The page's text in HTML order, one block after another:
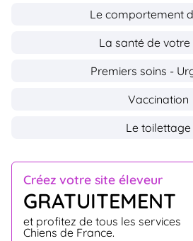
Créez votre site éleveur
GRATUITEMENT
et profitez de tous les services
Chiens de France.
Le comportement
La santé de votre
Premiers soins -
Vaccination
Le toilettage